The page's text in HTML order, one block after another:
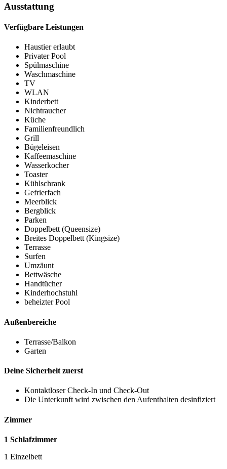
Ausstattung
Verfügbare Leistungen
Haustier erlaubt
Privater Pool
Spülmaschine
Waschmaschine
TV
WLAN
Kinderbett
Nichtraucher
Küche
Familienfreundlich
Grill
Bügeleisen
Kaffeemaschine
Wasserkocher
Toaster
Kühlschrank
Gefrierfach
Meerblick
Bergblick
Parken
Doppelbett (Queensize)
Breites Doppelbett (Kingsize)
Terrasse
Surfen
Umzäunt
Bettwäsche
Handtücher
Kinderhochstuhl
beheizter Pool
Außenbereiche
Terrasse/Balkon
Garten
Deine Sicherheit zuerst
Kontaktloser Check-In und Check-Out
Die Unterkunft wird zwischen den Aufenthalten desinfiziert
Zimmer
1 Schlafzimmer
1 Einzelbett